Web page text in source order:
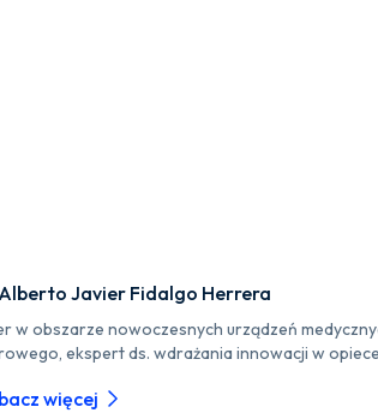
Javier Fidalgo Herrera
w obszarze nowoczesnych urządzeń
ekspert ds. wdrażania innowacji w
więcej